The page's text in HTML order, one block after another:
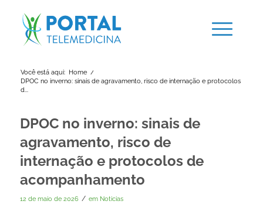
Você está aqui: Home /
DPOC no inverno: sinais de agravamento, risco de internação e protocolos
d...
DPOC no inverno: sinais de
agravamento, risco de
internação e protocolos de
acompanhamento
12 de maio de 2026 / em Noticias